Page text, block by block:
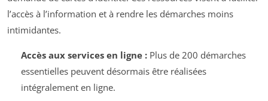
l’accès à l’information et à rendre les démarches moins
intimidantes.
Accès aux services en ligne :Plus de 200 démarches
essentielles peuvent désormais être réalisées
intégralement en ligne.